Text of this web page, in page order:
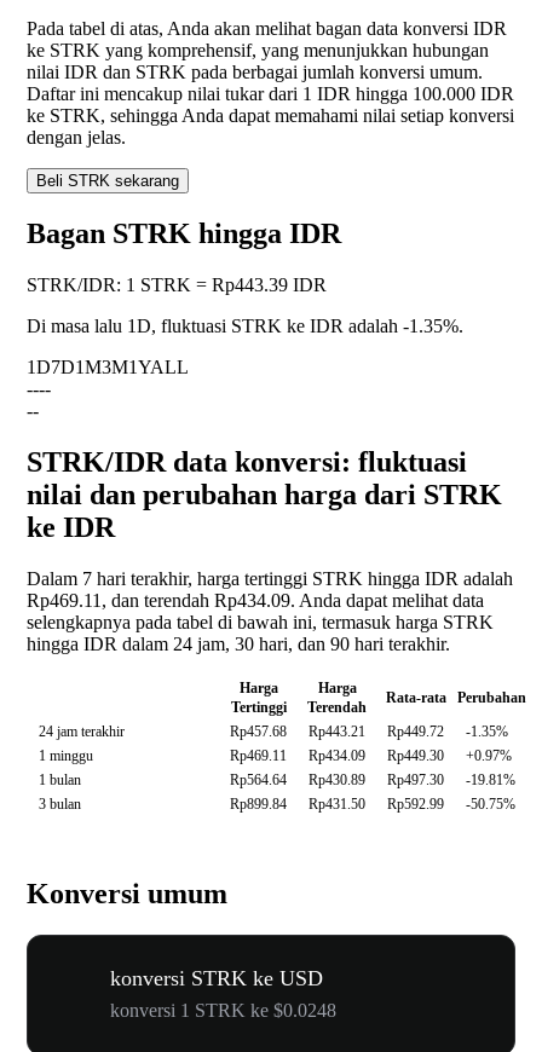
Pada tabel di atas, Anda akan melihat bagan data konversi IDR
ke STRK yang komprehensif, yang menunjukkan hubungan
nilai IDR dan STRK pada berbagai jumlah konversi umum.
Daftar ini mencakup nilai tukar dari 1 IDR hingga 100.000 IDR
ke STRK, sehingga Anda dapat memahami nilai setiap konversi
dengan jelas.
Beli STRK sekarang
Bagan STRK hingga IDR
STRK/IDR: 1 STRK = Rp443.39 IDR
Di masa lalu 1D, fluktuasi STRK ke IDR adalah -1.35%.
1D7D1M3M1YALL
----
--
STRK/IDR data konversi: fluktuasi
nilai dan perubahan harga dari STRK
ke IDR
Dalam 7 hari terakhir, harga tertinggi STRK hingga IDR adalah
Rp469.11, dan terendah Rp434.09. Anda dapat melihat data
selengkapnya pada tabel di bawah ini, termasuk harga STRK
hingga IDR dalam 24 jam, 30 hari, dan 90 hari terakhir.
Harga
Tertinggi
Harga
Terendah
Rata-rata
Perubahan
24 jam terakhir
Rp457.68 Rp443.21 Rp449.72
-1.35%
1 minggu
Rp469.11 Rp434.09 Rp449.30
+0.97%
1 bulan
Rp564.64 Rp430.89 Rp497.30
-19.81%
3 bulan
Rp899.84 Rp431.50 Rp592.99 -50.75%
Konversi umum
konversi STRK ke USD
konversi 1 STRK ke $0.0248